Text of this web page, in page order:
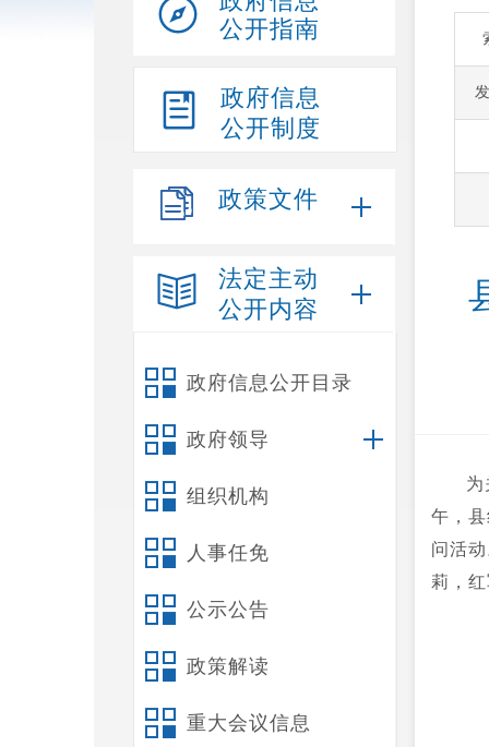
公开指南
政府信息
公开制度
政策文件
法定主动
公开内容
政府信息公开目录
政府领导
组织机构
人事任免
公示公告
政策解读
重大会议信息
为
午，
问活
莉，